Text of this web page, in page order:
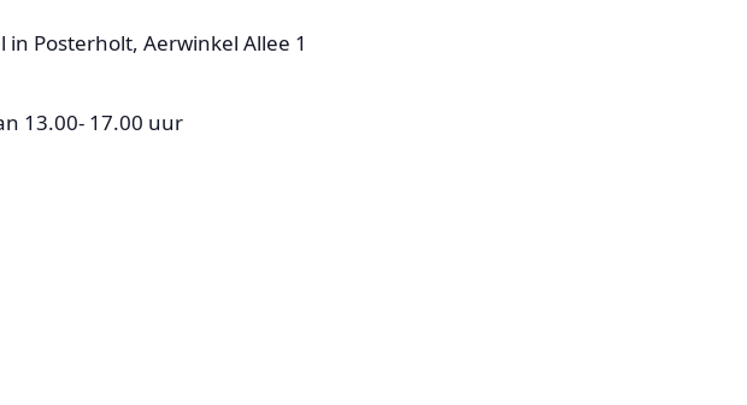
Posterholt, Aerwinkel Allee 1
13.00- 17.00 uur